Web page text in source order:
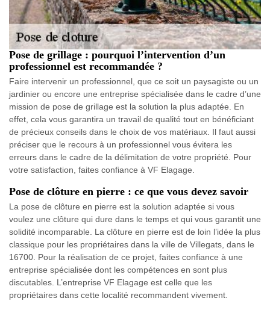
Pose de grillage : pourquoi l’intervention d’un
professionnel est recommandée ?
Faire intervenir un professionnel, que ce soit un paysagiste ou un
jardinier ou encore une entreprise spécialisée dans le cadre d’une
mission de pose de grillage est la solution la plus adaptée. En
effet, cela vous garantira un travail de qualité tout en bénéficiant
de précieux conseils dans le choix de vos matériaux. Il faut aussi
préciser que le recours à un professionnel vous évitera les
erreurs dans le cadre de la délimitation de votre propriété. Pour
votre satisfaction, faites confiance à VF Elagage.
Pose de clôture en pierre : ce que vous devez savoir
La pose de clôture en pierre est la solution adaptée si vous
voulez une clôture qui dure dans le temps et qui vous garantit une
solidité incomparable. La clôture en pierre est de loin l’idée la plus
classique pour les propriétaires dans la ville de Villegats, dans le
16700. Pour la réalisation de ce projet, faites confiance à une
entreprise spécialisée dont les compétences en sont plus
discutables. L’entreprise VF Elagage est celle que les
propriétaires dans cette localité recommandent vivement.